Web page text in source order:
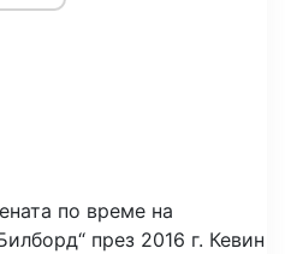
по време на
през 2016 г. Кевин